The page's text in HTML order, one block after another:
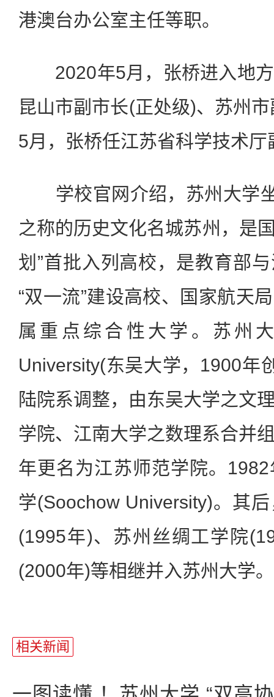
港澳台办公室主任等职。
2020年5月，张桥进入地方
昆山市副市长(正处级)、苏州
5月，张桥任江苏省科学技术厅
学校官网介绍，苏州大学坐
之称的历史文化名城苏州，是
划”首批入列高校，是教育部
“双一流”建设高校、国家航天
属重点综合性大学。苏州
University(东吴大学，1900年
陆院系调整，由东吴大学之文
学院、江南大学之数理系合并
年更名为江苏师范学院。
学(Soochow University)。其
(1995年)、苏州丝绸工学院
(2000年)等相继并入苏州大学。
相关新闻